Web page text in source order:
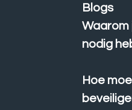
Blogs
Waarom
nodig
Hoe